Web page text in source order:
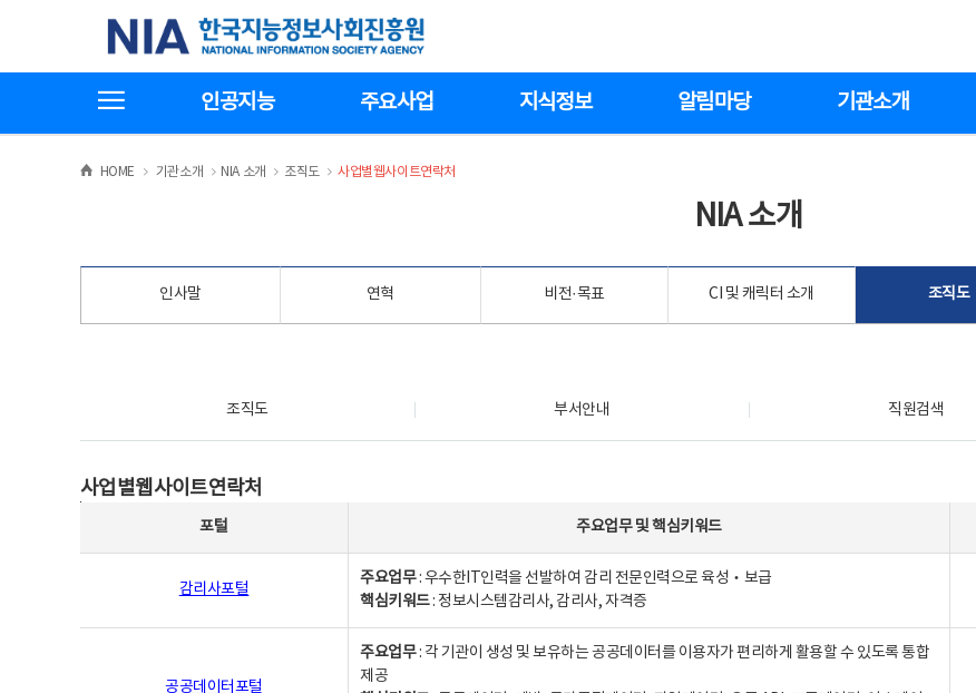
기
한국지능정보사회진흥원
인공지능 주요사업 지식정보 알림마당 기관소개
HOME >
기관소개 >NIA 소개 >
조직도 >
사업별웹사이트연락처
NIA 소개
인사말 연혁 비전·목표 CI 및 캐릭터 소개 조직도
조직도 부서안내 직원검색
사업별웹사이트연락처
포털 주요업무및핵심키워드
감리사포털
주요업무: 우수한IT인력을 선발하여 감리 전문인력으로 육성‧보급
핵심키워드: 정보시스템감리사, 감리사, 자격증
공공데이터포털
주요업무: 각 기관이 생성 및 보유하는 공공데이터를 이용자가 편리하게 활용할 수 있도록 통합
제공